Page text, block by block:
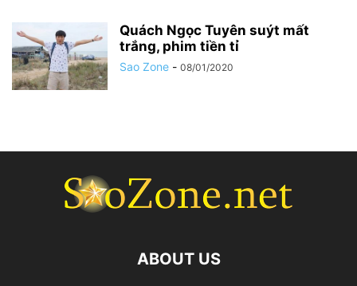
Quách Ngọc Tuyên suýt mất
trắng, phim tiền tỉ
Sao Zone - 08/01/2020
ABOUT US